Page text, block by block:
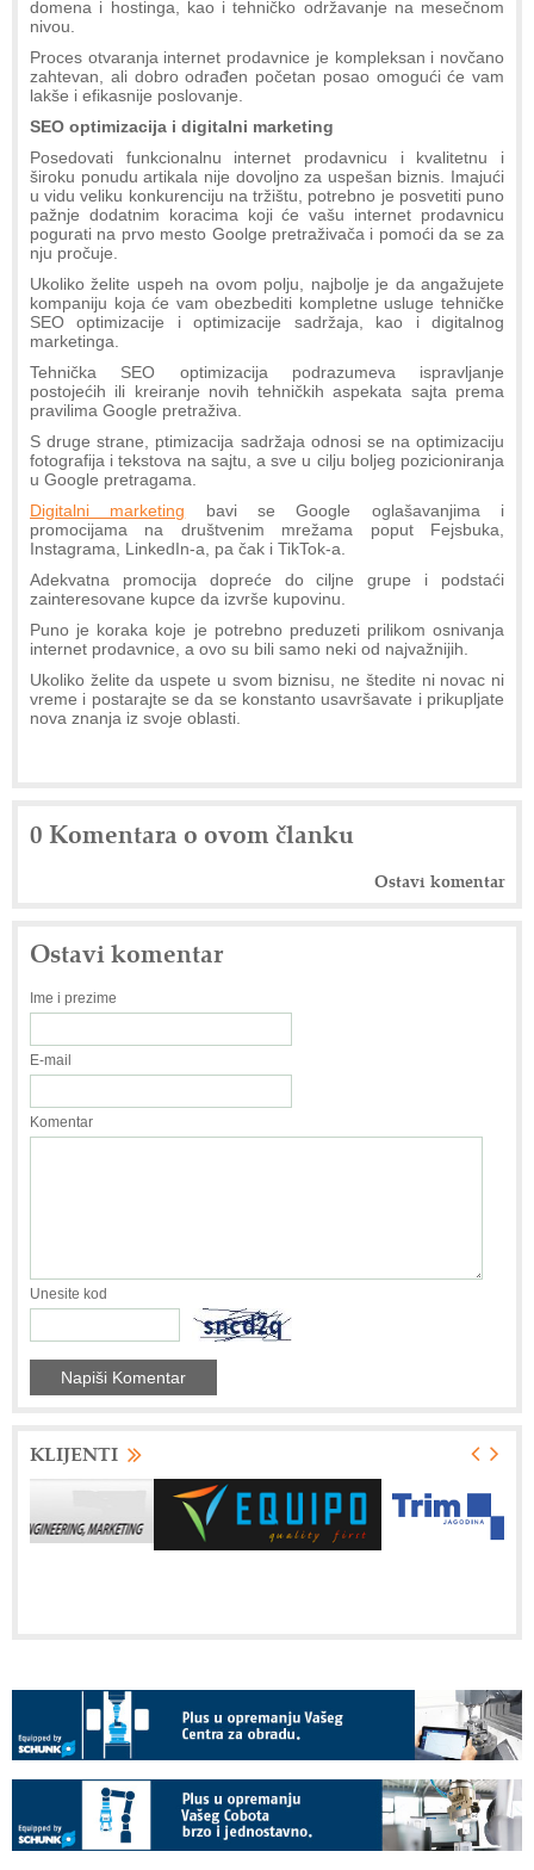
domena i hostinga, kao i tehničko održavanje na mesečnom
nivou.
Proces otvaranja internet prodavnice je kompleksan i novčano
zahtevan, ali dobro odrađen početan posao omogući će vam
lakše i efikasnije poslovanje.
SEO optimizacija i digitalni marketing
Posedovati funkcionalnu internet prodavnicu i kvalitetnu i
široku ponudu artikala nije dovoljno za uspešan biznis. Imajući
u vidu veliku konkurenciju na tržištu, potrebno je posvetiti puno
pažnje dodatnim koracima koji će vašu internet prodavnicu
pogurati na prvo mesto Goolge pretraživača i pomoći da se za
nju pročuje.
Ukoliko želite uspeh na ovom polju, najbolje je da angažujete
kompaniju koja će vam obezbediti kompletne usluge tehničke
SEO optimizacije i optimizacije sadržaja, kao i digitalnog
marketinga.
Tehnička SEO optimizacija podrazumeva ispravljanje
postojećih ili kreiranje novih tehničkih aspekata sajta prema
pravilima Google pretraživa.
S druge strane, ptimizacija sadržaja odnosi se na optimizaciju
fotografija i tekstova na sajtu, a sve u cilju boljeg pozicioniranja
u Google pretragama.
Digitalni marketing bavi se Google oglašavanjima i
promocijama na društvenim mrežama poput Fejsbuka,
Instagrama, LinkedIn-a, pa čak i TikTok-a.
Adekvatna promocija dopreće do ciljne grupe i podstaći
zainteresovane kupce da izvrše kupovinu.
Puno je koraka koje je potrebno preduzeti prilikom osnivanja
internet prodavnice, a ovo su bili samo neki od najvažnijih.
Ukoliko želite da uspete u svom biznisu, ne štedite ni novac ni
vreme i postarajte se da se konstanto usavršavate i prikupljate
nova znanja iz svoje oblasti.
0 Komentara o ovom članku
Ostavi komentar
Ostavi komentar
Ime i prezime
E-mail
Komentar
Unesite kod
KLIJENTI